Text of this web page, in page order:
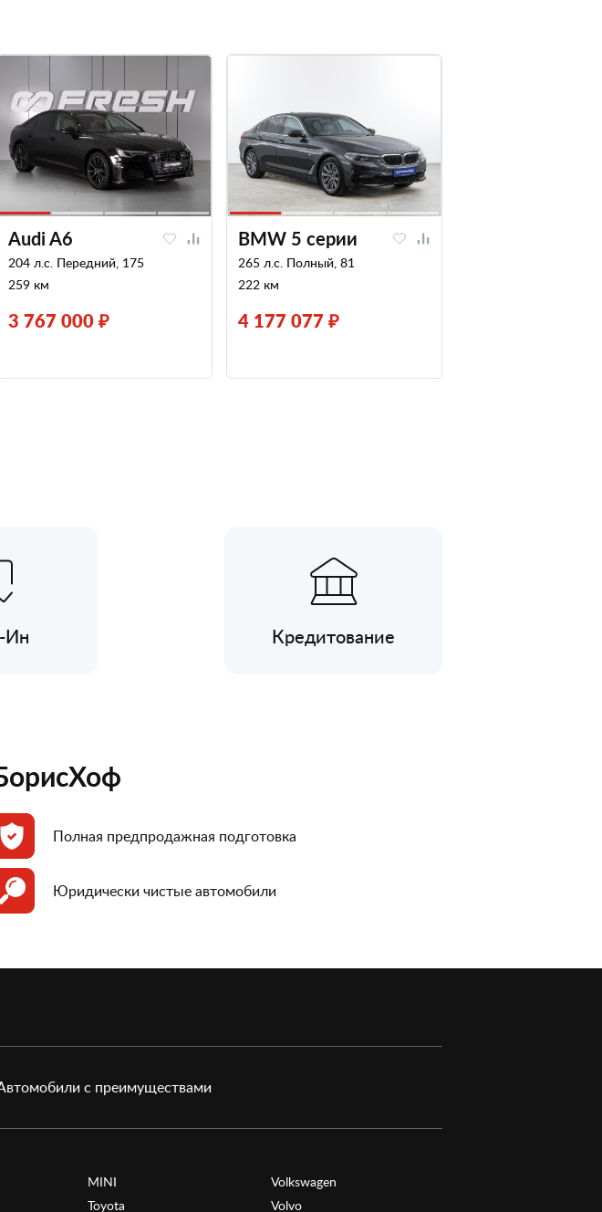
Audi A6
204 л.с. Передний, 175
259 км
3 767 000 ₽
BMW 5 серии
265 л.с. Полный, 81
222 км
4 177 077 ₽
Ин Кредитование
Полная предпродажная подготовка
Юридически чистые автомобили
с преимуществами
MINI
Toyota
Volkswagen
Volvo